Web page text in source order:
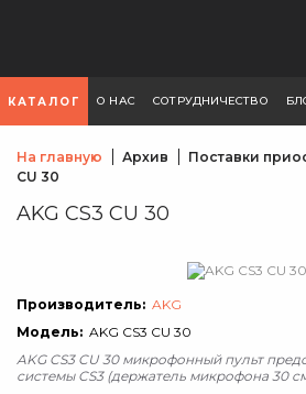
КАТАЛОГ О НАС СОТРУДНИЧЕСТВО
На главную Архив Поставки
CU 30
AKG CS3 CU 30
Производитель: AKG
Модель: AKG CS3 CU 30
AKG CS3 CU 30 микрофонный пульт
системы CS3 (держатель микрофона 30